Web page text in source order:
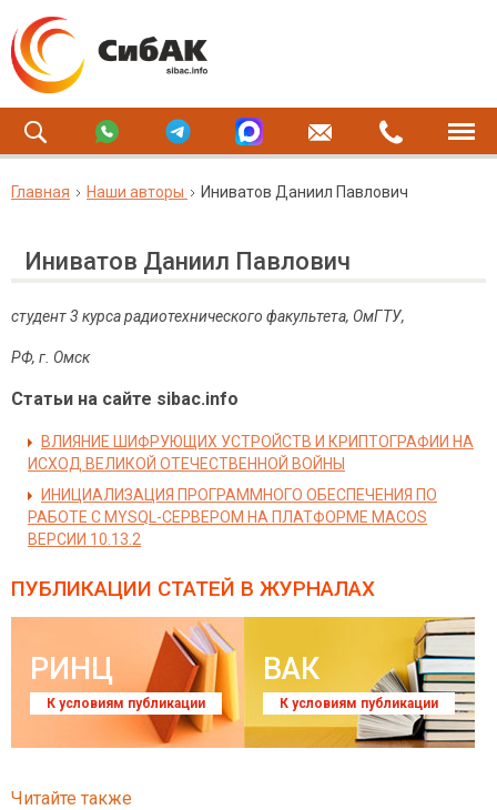
Главная Наши авторы Иниватов Даниил Павлович
Иниватов Даниил Павлович
студент 3 курса радиотехнического факультета, ОмГТУ,
РФ, г. Омск
Статьи на сайте sibac.info
ВЛИЯНИЕ ШИФРУЮЩИХ УСТРОЙСТВ И КРИПТОГРАФИИ НА
ИСХОД ВЕЛИКОЙ ОТЕЧЕСТВЕННОЙ ВОЙНЫ
ИНИЦИАЛИЗАЦИЯ ПРОГРАММНОГО ОБЕСПЕЧЕНИЯ ПО
РАБОТЕ С MYSQL-СЕРВЕРОМ НА ПЛАТФОРМЕ MACOS
ВЕРСИИ 10.13.2
ПУБЛИКАЦИИ СТАТЕЙ В ЖУРНАЛАХ
РИНЦ
К условиям публикации
ВАК
К условиям публикации
Читайте также